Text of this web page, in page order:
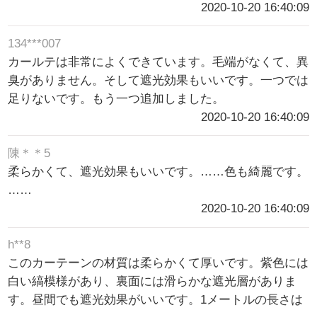
2020-10-20 16:40:09
134***007
カールテは非常によくできています。毛端がなくて、異
臭がありません。そして遮光効果もいいです。一つでは
足りないです。もう一つ追加しました。
2020-10-20 16:40:09
陳＊＊5
柔らかくて、遮光効果もいいです。……色も綺麗です。
……
2020-10-20 16:40:09
h**8
このカーテーンの材質は柔らかくて厚いです。紫色には
白い縞模様があり、裏面には滑らかな遮光層がありま
す。昼間でも遮光効果がいいです。1メートルの長さは